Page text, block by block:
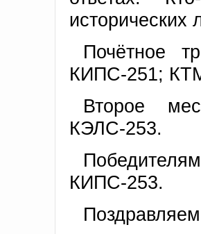
исторических
Почётное
КИПС-251;
Второе
КЭЛС-253.
КИПС-253.